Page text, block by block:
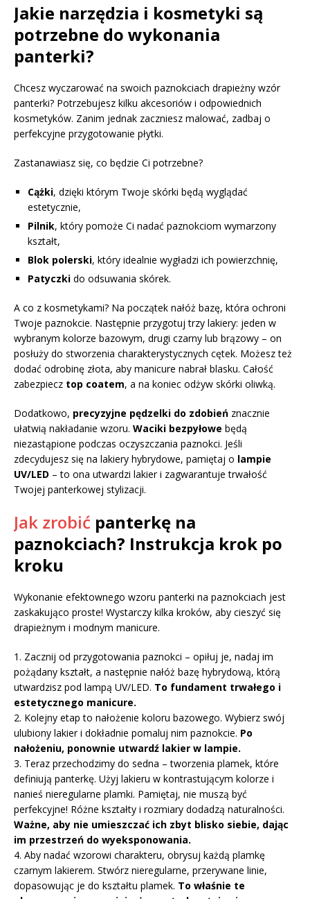
Jakie narzędzia i kosmetyki są
potrzebne do wykonania
panterki?
Chcesz wyczarować na swoich paznokciach drapieżny wzór
panterki? Potrzebujesz kilku akcesoriów i odpowiednich
kosmetyków. Zanim jednak zaczniesz malować, zadbaj o
perfekcyjne przygotowanie płytki.
Zastanawiasz się, co będzie Ci potrzebne?
Cążki, dzięki którym Twoje skórki będą wyglądać
estetycznie,
Pilnik, który pomoże Ci nadać paznokciom wymarzony
kształt,
Blok polerski, który idealnie wygładzi ich powierzchnię,
Patyczki do odsuwania skórek.
A co z kosmetykami? Na początek nałóż bazę, która ochroni
Twoje paznokcie. Następnie przygotuj trzy lakiery: jeden w
wybranym kolorze bazowym, drugi czarny lub brązowy – on
posłuży do stworzenia charakterystycznych cętek. Możesz też
dodać odrobinę złota, aby manicure nabrał blasku. Całość
zabezpiecz top coatem, a na koniec odżyw skórki oliwką.
Dodatkowo, precyzyjne pędzelki do zdobień znacznie
ułatwią nakładanie wzoru. Waciki bezpyłowe będą
niezastąpione podczas oczyszczania paznokci. Jeśli
zdecydujesz się na lakiery hybrydowe, pamiętaj o lampie
UV/LED – to ona utwardzi lakier i zagwarantuje trwałość
Twojej panterkowej stylizacji.
Jak zrobić panterkę na
paznokciach? Instrukcja krok po
kroku
Wykonanie efektownego wzoru panterki na paznokciach jest
zaskakująco proste! Wystarczy kilka kroków, aby cieszyć się
drapieżnym i modnym manicure.
1. Zacznij od przygotowania paznokci – opiłuj je, nadaj im
pożądany kształt, a następnie nałóż bazę hybrydową, którą
utwardzisz pod lampą UV/LED. To fundament trwałego i
estetycznego manicure.
2. Kolejny etap to nałożenie koloru bazowego. Wybierz swój
ulubiony lakier i dokładnie pomaluj nim paznokcie. Po
nałożeniu, ponownie utwardź lakier w lampie.
3. Teraz przechodzimy do sedna – tworzenia plamek, które
definiują panterkę. Użyj lakieru w kontrastującym kolorze i
nanieś nieregularne plamki. Pamiętaj, nie muszą być
perfekcyjne! Różne kształty i rozmiary dodadzą naturalności.
Ważne, aby nie umieszczać ich zbyt blisko siebie, dając
im przestrzeń do wyeksponowania.
4. Aby nadać wzorowi charakteru, obrysuj każdą plamkę
czarnym lakierem. Stwórz nieregularne, przerywane linie,
dopasowując je do kształtu plamek. To właśnie te